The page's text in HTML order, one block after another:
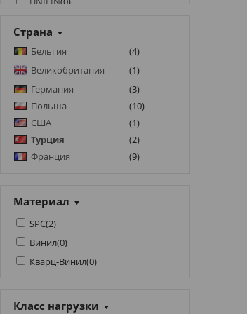
Страна
Бельгия (4)
Великобритания
(1)
Германия
(3)
Польша
(10)
США
(1)
Турция
(2)
Франция
(9)
Материал
SPC(2)
Винил(0)
Кварц-Винил(0)
Класс нагрузки